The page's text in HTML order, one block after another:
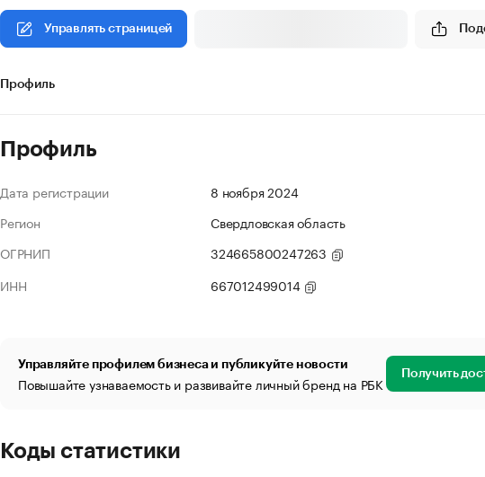
Управлять страницей
Профиль
Профиль
Дата регистрации
8 ноября 2024
Регион
Свердловская область
ОГРНИП
324665800247263
ИНН
667012499014
Управляйте профилем бизнеса и публикуйте новости
Повышайте узнаваемость и развивайте личный бренд на РБК Получить
Коды статистики